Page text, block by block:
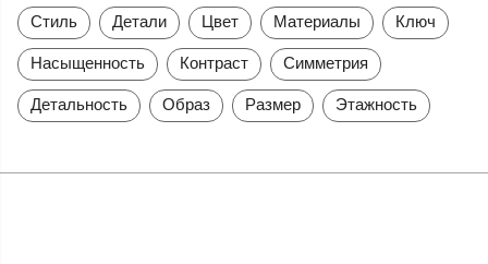
Стиль Детали Цвет Материалы Ключ
Насыщенность Контраст Симметрия
Детальность Образ Размер Этажность